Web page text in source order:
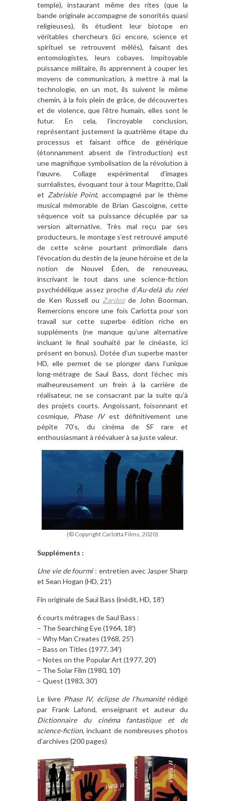
temple), instaurant même des rites (que la
bande originale accompagne de sonorités quasi
religieuses), ils étudient leur biotope en
véritables chercheurs (ici encore, science et
spirituel se retrouvent mêlés), faisant des
entomologistes, leurs cobayes. Impitoyable
puissance militaire, ils apprennent à couper les
moyens de communication, à mettre à mal la
technologie, en un mot, ils suivent le même
chemin, à la fois plein de grâce, de découvertes
et de violence, que l’être humain, elles sont le
futur. En cela, l’incroyable conclusion,
représentant justement la quatrième étape du
processus et faisant office de générique
(étonnamment absent de l’introduction) est
une magnifique symbolisation de la révolution à
l’œuvre. Collage expérimental d’images
surréalistes, évoquant tour à tour Magritte, Dalí
et Zabriskie Point, accompagné par le thème
musical mémorable de Brian Gascoigne, cette
séquence voit sa puissance décuplée par sa
version alternative. Très mal reçu par ses
producteurs, le montage s’est retrouvé amputé
de cette scène pourtant primordiale dans
l’évocation du destin de la jeune héroïne et de la
notion de Nouvel Éden, de renouveau,
inscrivant le tout dans une science-fiction
psychédélique assez proche d’Au-delà du réel
de Ken Russell ou Zardozde John Boorman.
Remercions encore une fois Carlotta pour son
travail sur cette superbe édition riche en
suppléments (ne manque qu’une alternative
incluant le final souhaité par le cinéaste, ici
présent en bonus). Dotée d’un superbe master
HD, elle permet de se plonger dans l’unique
long-métrage de Saul Bass, dont l’échec mis
malheureusement un frein à la carrière de
réalisateur, ne se consacrant par la suite qu’à
des projets courts. Angoissant, foisonnant et
cosmique, Phase IVest définitivement une
pépite 70’s, du cinéma de SF rare et
enthousiasmant à réévaluer à sa juste valeur.
(© Copyright Carlotta Films, 2020)
Suppléments :
Une vie de fourmi: entretien avec Jasper Sharp
et Sean Hogan (HD, 21′)
Fin originale de Saul Bass (inédit, HD, 18′)
6 courts métrages de Saul Bass :
– The Searching Eye (1964, 18′)
– Why Man Creates (1968, 25′)
– Bass on Titles (1977, 34′)
– Notes on the Popular Art (1977, 20′)
– The Solar Film (1980, 10′)
– Quest (1983, 30′)
Le livre Phase IV, éclipse de l’humanitérédigé
par Frank Lafond, enseignant et auteur du
Dictionnaire du cinéma fantastique et de
science-fiction, incluant de nombreuses photos
d’archives (200 pages)